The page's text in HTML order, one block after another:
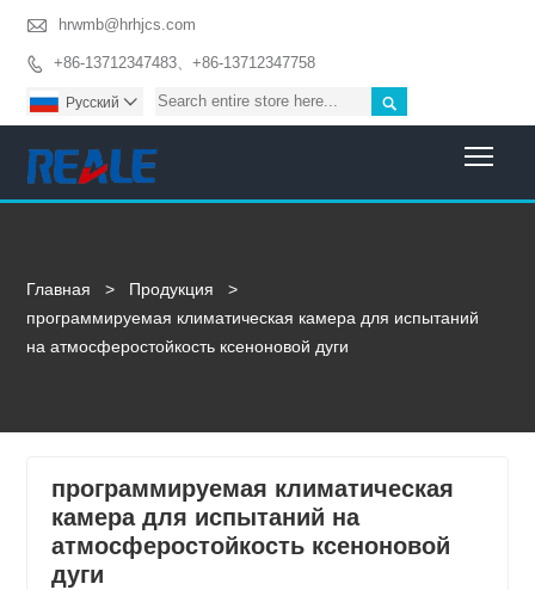
 hrwmb@hrhjcs.com
 +86-13712347483、+86-13712347758

Pусский 
Главная > Продукция
>
программируемая климатическая камера для испытаний
на атмосферостойкость ксеноновой дуги
программируемая климатическая
камера для испытаний на
атмосферостойкость ксеноновой
дуги